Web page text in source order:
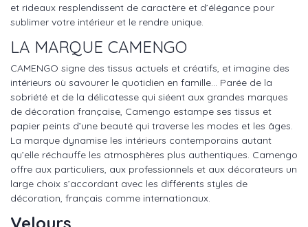
et rideaux resplendissent de caractère et d’élégance pour
sublimer votre intérieur et le rendre unique.
LA MARQUE CAMENGO
CAMENGO signe des tissus actuels et créatifs, et imagine des
intérieurs où savourer le quotidien en famille… Parée de la
sobriété et de la délicatesse qui siéent aux grandes marques
de décoration française, Camengo estampe ses tissus et
papier peints d’une beauté qui traverse les modes et les âges.
La marque dynamise les intérieurs contemporains autant
qu’elle réchauffe les atmosphères plus authentiques. Camengo
offre aux particuliers, aux professionnels et aux décorateurs un
large choix s’accordant avec les différents styles de
décoration, français comme internationaux.